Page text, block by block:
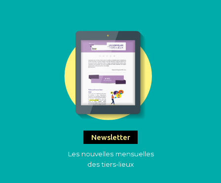
Newsletter
Les nouvelles mensuelles
des tiers-lieux